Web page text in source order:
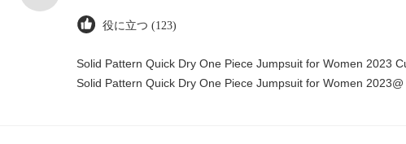
役に立つ (123)
Solid Pattern Quick Dry One Piece Jumpsuit for Women 2023
Solid Pattern Quick Dry One Piece Jumpsuit for Women 2023@